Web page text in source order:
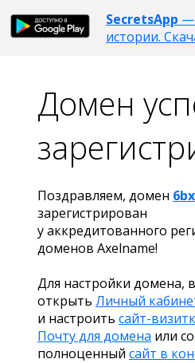
SecretsApp —
истории.
Домен
Поздравляем, домен
зарегистрирован
у аккредитованного
доменов Axelname!
Для настройки домена,
открыть Личный
и настроить сайт-
Почту для домена или
полноценный сайт в